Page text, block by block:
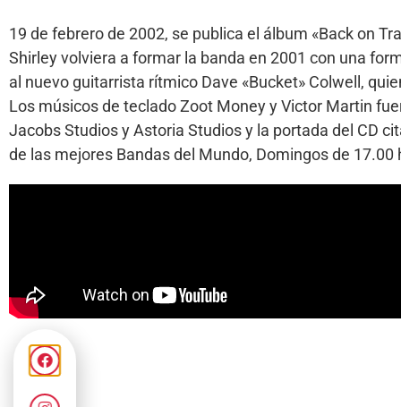
19 de febrero de 2002, se publica el álbum «Back on
Shirley volviera a formar la banda en 2001 con una
al nuevo guitarrista rítmico Dave «Bucket» Colwell,
Los músicos de teclado Zoot Money y Victor Martin
Jacobs Studios y Astoria Studios y la portada del CD
de las mejores Bandas del Mundo, Domingos de